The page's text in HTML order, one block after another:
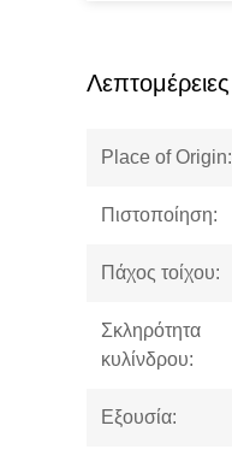
Λεπτομέρειες
Place of Origin:
Πιστοποίηση:
Πάχος τοίχου:
Σκληρότητα
κυλίνδρου:
Εξουσία: